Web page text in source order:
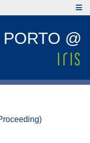
PORTO @